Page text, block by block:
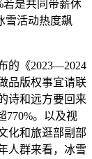
若是共同带薪休
雪活动热度飙
的《2023—2024
品版权事宜请联
诗和远方要回来
770%。以及视
化和旅逛部副部
人群来看，冰雪